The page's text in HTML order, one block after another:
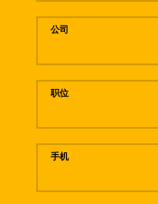
公司
职位
手机